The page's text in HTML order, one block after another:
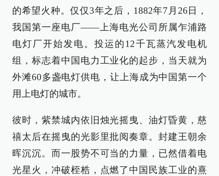
的希望火种。仅仅3年之后，1882年7月26日，
我国第一座电厂——上海电光公司所属乍浦路
电灯厂开始发电。投运的12千瓦蒸汽发电机
组，标志着中国电力工业化的起步，当天就为
外滩60多盏电灯供电，让上海成为中国第一个
用上电灯的城市。
彼时，紫禁城内依旧烛光摇曳、油灯昏黄，慈
禧太后在摇曳的光影里批阅奏章。封建王朝余
晖沉沉。而一股势不可当的力量，已然借着电
光星火，冲破桎梏，点燃了中国民族工业的熹